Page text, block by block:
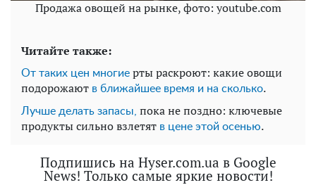
Продажа овощей на рынке, фото: youtube.com
Читайте также:
От таких цен многие рты раскроют: какие овощи
подорожают в ближайшее время и на сколько.
Лучше делать запасы, пока не поздно: ключевые
продукты сильно взлетят в цене этой осенью.
Подпишись на Hyser.com.ua в Google
News! Только самые яркие новости!